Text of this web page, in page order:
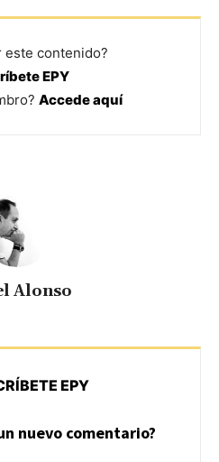
este contenido?
EPY
Accede aquí
Alonso
EPY
nuevo comentario?